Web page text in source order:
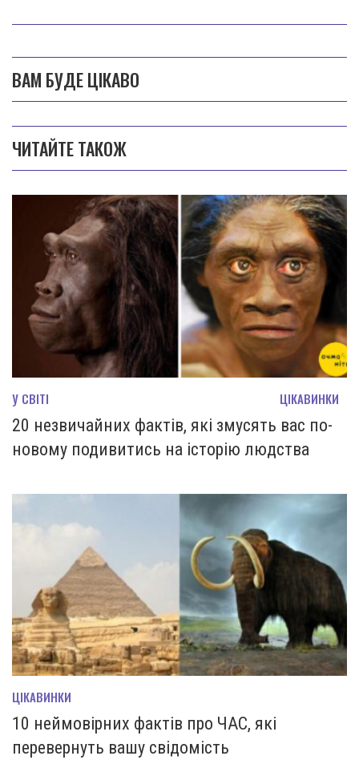
ВАМ БУДЕ ЦІКАВО
ЧИТАЙТЕ ТАКОЖ
У СВІТІ ЦІКАВИНКИ
20 незвичайних фактів, які змусять вас по-
новому подивитись на історію людства
ЦІКАВИНКИ
10 неймовірних фактів про ЧАС, які
перевернуть вашу свідомість